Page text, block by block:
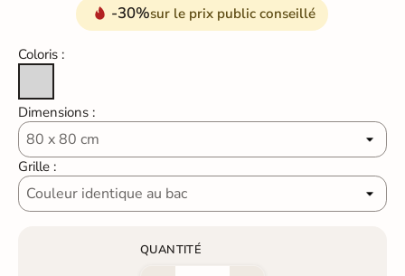
-30%sur le prix public conseillé
Coloris :
Gris ral 7035
Dimensions :
Grille :
QUANTITÉ